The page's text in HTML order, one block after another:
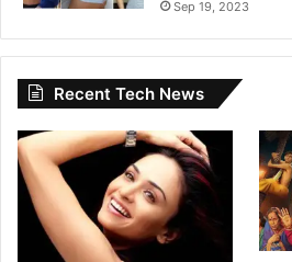
h
i
F
i
l
m
s
Sep 19, 2023
Recent Tech News